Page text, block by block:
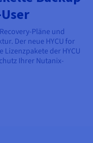
Pläne und
Der neue HYCU for
der HYCU
Ihrer Nutanix-